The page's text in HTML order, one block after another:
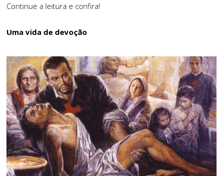
Continue a leitura e confira!
Uma vida de devoção